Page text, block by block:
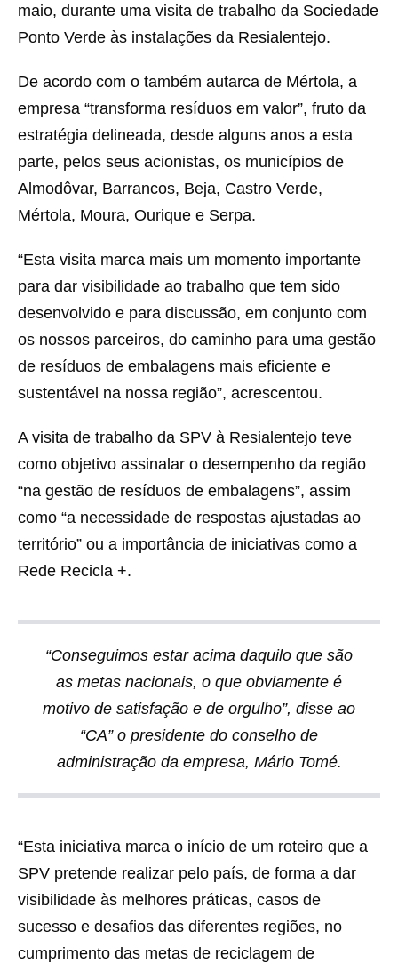
maio, durante uma visita de trabalho da Sociedade
Ponto Verde às instalações da Resialentejo.
De acordo com o também autarca de Mértola, a
empresa “transforma resíduos em valor”, fruto da
estratégia delineada, desde alguns anos a esta
parte, pelos seus acionistas, os municípios de
Almodôvar, Barrancos, Beja, Castro Verde,
Mértola, Moura, Ourique e Serpa.
“Esta visita marca mais um momento importante
para dar visibilidade ao trabalho que tem sido
desenvolvido e para discussão, em conjunto com
os nossos parceiros, do caminho para uma gestão
de resíduos de embalagens mais eficiente e
sustentável na nossa região”, acrescentou.
A visita de trabalho da SPV à Resialentejo teve
como objetivo assinalar o desempenho da região
“na gestão de resíduos de embalagens”, assim
como “a necessidade de respostas ajustadas ao
território” ou a importância de iniciativas como a
Rede Recicla +.
“Conseguimos estar acima daquilo que são
as metas nacionais, o que obviamente é
motivo de satisfação e de orgulho”, disse ao
“CA” o presidente do conselho de
administração da empresa, Mário Tomé.
“Esta iniciativa marca o início de um roteiro que a
SPV pretende realizar pelo país, de forma a dar
visibilidade às melhores práticas, casos de
sucesso e desafios das diferentes regiões, no
cumprimento das metas de reciclagem de